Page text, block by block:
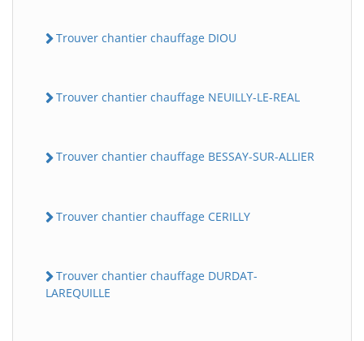
Trouver chantier chauffage DIOU
Trouver chantier chauffage NEUILLY-LE-REAL
Trouver chantier chauffage BESSAY-SUR-ALLIER
Trouver chantier chauffage CERILLY
Trouver chantier chauffage DURDAT-
LAREQUILLE